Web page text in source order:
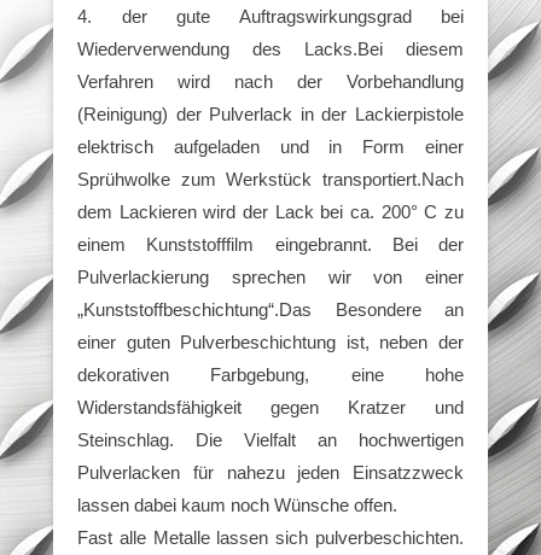
4. der gute Auftragswirkungsgrad bei
Wiederverwendung des Lacks.Bei diesem
Verfahren wird nach der Vorbehandlung
(Reinigung) der Pulverlack in der Lackierpistole
elektrisch aufgeladen und in Form einer
Sprühwolke zum Werkstück transportiert.Nach
dem Lackieren wird der Lack bei ca. 200° C zu
einem Kunststofffilm eingebrannt. Bei der
Pulverlackierung sprechen wir von einer
„Kunststoffbeschichtung“.Das Besondere an
einer guten Pulverbeschichtung ist, neben der
dekorativen Farbgebung, eine hohe
Widerstandsfähigkeit gegen Kratzer und
Steinschlag. Die Vielfalt an hochwertigen
Pulverlacken für nahezu jeden Einsatzzweck
lassen dabei kaum noch Wünsche offen.
Fast alle Metalle lassen sich pulverbeschichten.